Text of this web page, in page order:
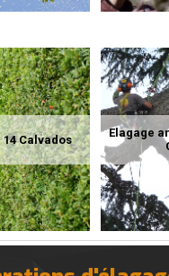
Calvados
Elagage